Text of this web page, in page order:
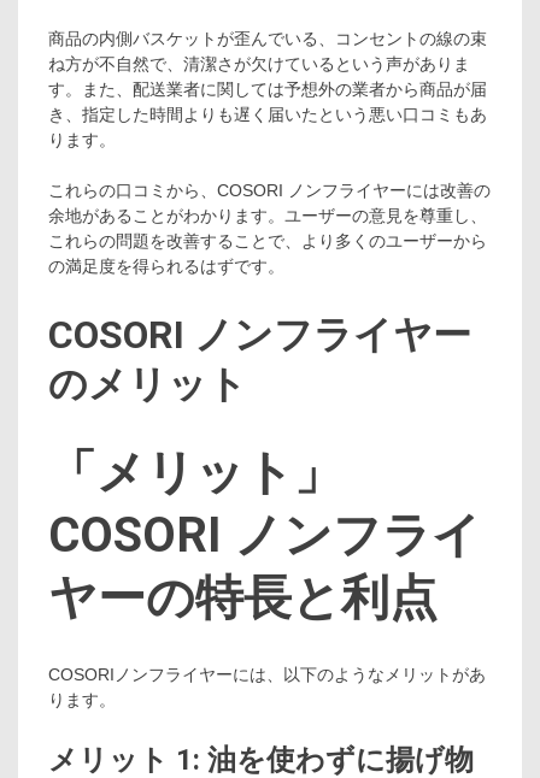
商品の内側バスケットが歪んでいる、コンセントの線の束
ね方が不自然で、清潔さが欠けているという声がありま
す。また、配送業者に関しては予想外の業者から商品が届
き、指定した時間よりも遅く届いたという悪い口コミもあ
ります。
これらの口コミから、COSORI ノンフライヤーには改善の
余地があることがわかります。ユーザーの意見を尊重し、
これらの問題を改善することで、より多くのユーザーから
の満足度を得られるはずです。
COSORI ノンフライヤー
のメリット
「メリット」
COSORI ノンフライ
ヤーの特長と利点
COSORIノンフライヤーには、以下のようなメリットがあ
ります。
メリット 1: 油を使わずに揚げ物